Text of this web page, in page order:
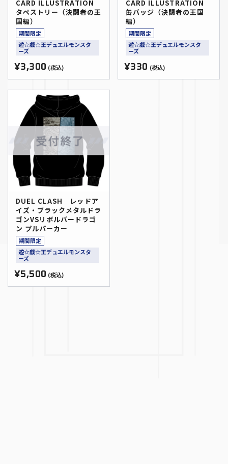
CARD ILLUSTRATION
タペストリー（決闘者の王
国編）
期間限定
遊☆戯☆王デュエルモンスタ
ーズ
¥3,300 (税込)
CARD ILLUSTRATION
缶バッジ（決闘者の王国
編）
期間限定
遊☆戯☆王デュエルモンスタ
ーズ
¥330 (税込)
DUEL CLASH レッドア
イズ・ブラックメタルドラ
ゴンVSリボルバードラゴ
ン プルパーカー
期間限定
遊☆戯☆王デュエルモンスタ
ーズ
¥5,500 (税込)